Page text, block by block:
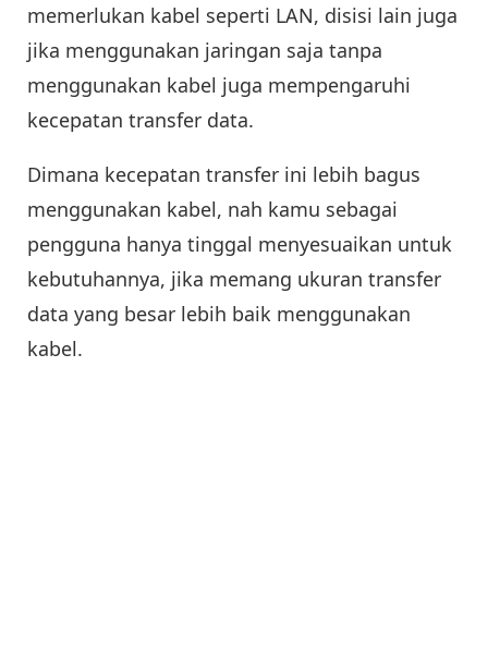
memerlukan kabel seperti LAN, disisi lain juga
jika menggunakan jaringan saja tanpa
menggunakan kabel juga mempengaruhi
kecepatan transfer data.
Dimana kecepatan transfer ini lebih bagus
menggunakan kabel, nah kamu sebagai
pengguna hanya tinggal menyesuaikan untuk
kebutuhannya, jika memang ukuran transfer
data yang besar lebih baik menggunakan
kabel.